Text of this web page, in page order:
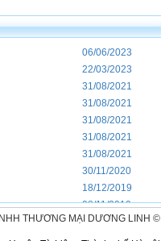
06/06/2023
22/03/2023
31/08/2021
31/08/2021
31/08/2021
31/08/2021
31/08/2021
30/11/2020
18/12/2019
08/11/2019
THƯƠNG MẠI DƯƠNG LINH ©